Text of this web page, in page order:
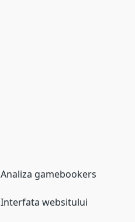
Analiza gamebookers
Interfata websitului